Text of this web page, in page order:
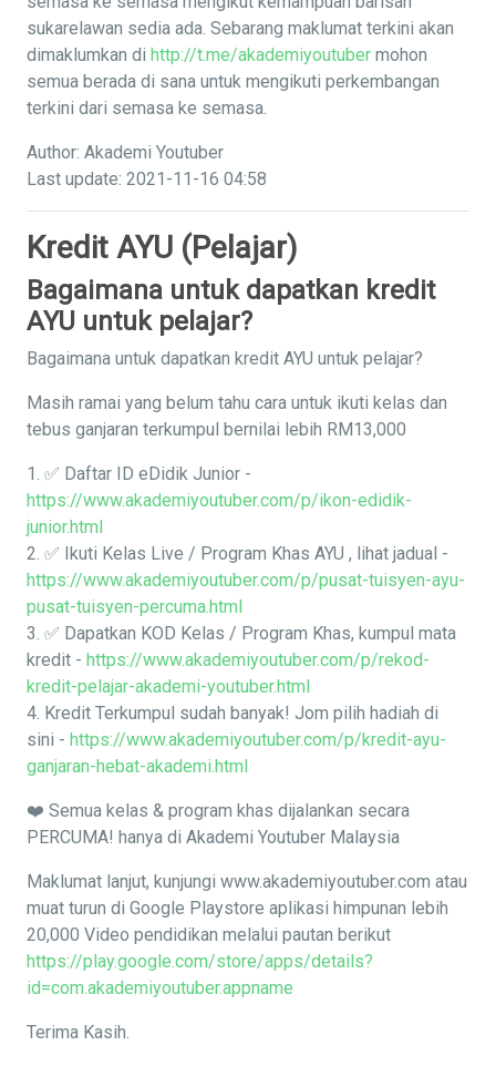
sukarelawan sedia ada. Sebarang maklumat terkini akan
dimaklumkan di http://t.me/akademiyoutuber mohon
semua berada di sana untuk mengikuti perkembangan
terkini dari semasa ke semasa.
Author: Akademi Youtuber
Last update: 2021-11-16 04:58
Kredit AYU (Pelajar)
Bagaimana untuk dapatkan kredit
AYU untuk pelajar?
Bagaimana untuk dapatkan kredit AYU untuk pelajar?
Masih ramai yang belum tahu cara untuk ikuti kelas dan
tebus ganjaran terkumpul bernilai lebih RM13,000
1. ✅ Daftar ID eDidik Junior -
https://www.akademiyoutuber.com/p/ikon-edidik-
junior.html
2. ✅ Ikuti Kelas Live / Program Khas AYU , lihat jadual -
https://www.akademiyoutuber.com/p/pusat-tuisyen-ayu-
pusat-tuisyen-percuma.html
3. ✅ Dapatkan KOD Kelas / Program Khas, kumpul mata
kredit - https://www.akademiyoutuber.com/p/rekod-
kredit-pelajar-akademi-youtuber.html
4. Kredit Terkumpul sudah banyak! Jom pilih hadiah di
sini - https://www.akademiyoutuber.com/p/kredit-ayu-
ganjaran-hebat-akademi.html
❤️ Semua kelas & program khas dijalankan secara
PERCUMA! hanya di Akademi Youtuber Malaysia
Maklumat lanjut, kunjungi www.akademiyoutuber.com atau
muat turun di Google Playstore aplikasi himpunan lebih
20,000 Video pendidikan melalui pautan berikut
https://play.google.com/store/apps/details?
id=com.akademiyoutuber.appname
Terima Kasih.